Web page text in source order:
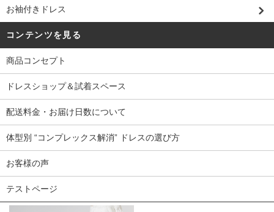
お袖付きドレス
コンテンツを見る
商品コンセプト
ドレスショップ＆試着スペース
配送料金・お届け日数について
体型別 “コンプレックス解消” ドレスの選び方
お客様の声
テストページ